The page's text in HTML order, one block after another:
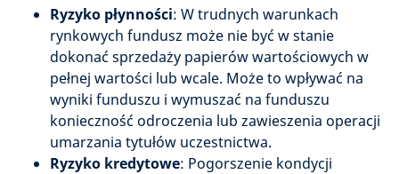
Ryzyko płynności: W trudnych warunkach
rynkowych fundusz może nie być w stanie
dokonać sprzedaży papierów wartościowych w
pełnej wartości lub wcale. Może to wpływać na
wyniki funduszu i wymuszać na funduszu
konieczność odroczenia lub zawieszenia operacji
umarzania tytułów uczestnictwa.
Ryzyko kredytowe: Pogorszenie kondycji